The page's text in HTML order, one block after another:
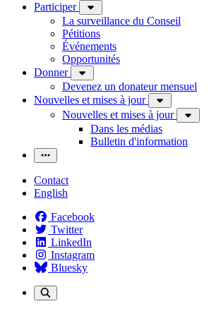
Participer
La surveillance du Conseil
Pétitions
Événements
Opportunités
Donner
Devenez un donateur mensuel
Nouvelles et mises à jour
Nouvelles et mises à jour
Dans les médias
Bulletin d'information
Contact
English
Facebook
Twitter
LinkedIn
Instagram
Bluesky